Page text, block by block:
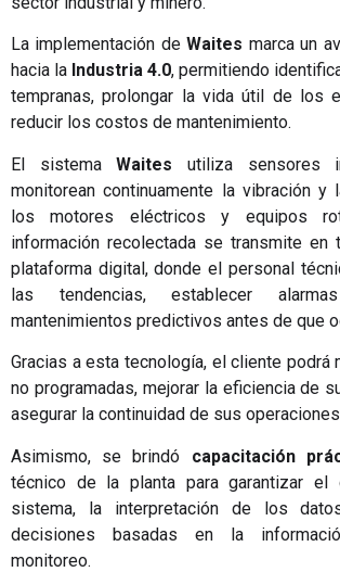
La implementación deWaites marca un
hacia la Industria 4.0, permitiendo
tempranas, prolongar la vida útil de los
reducir los costos de mantenimiento.
El sistemaWaites utiliza sensores
monitorean continuamente la vibración y
los motores eléctricos y equipos
información recolectada se transmite en
plataforma digital, donde el personal
las tendencias, establecer
mantenimientos predictivos antes de que
Gracias a esta tecnología, el cliente podrá
no programadas, mejorar la eficiencia de
asegurar la continuidad de sus
Asimismo, se brindó capacitación
técnico de la planta para garantizar el
sistema, la interpretación de los
decisiones basadas en la
monitoreo.